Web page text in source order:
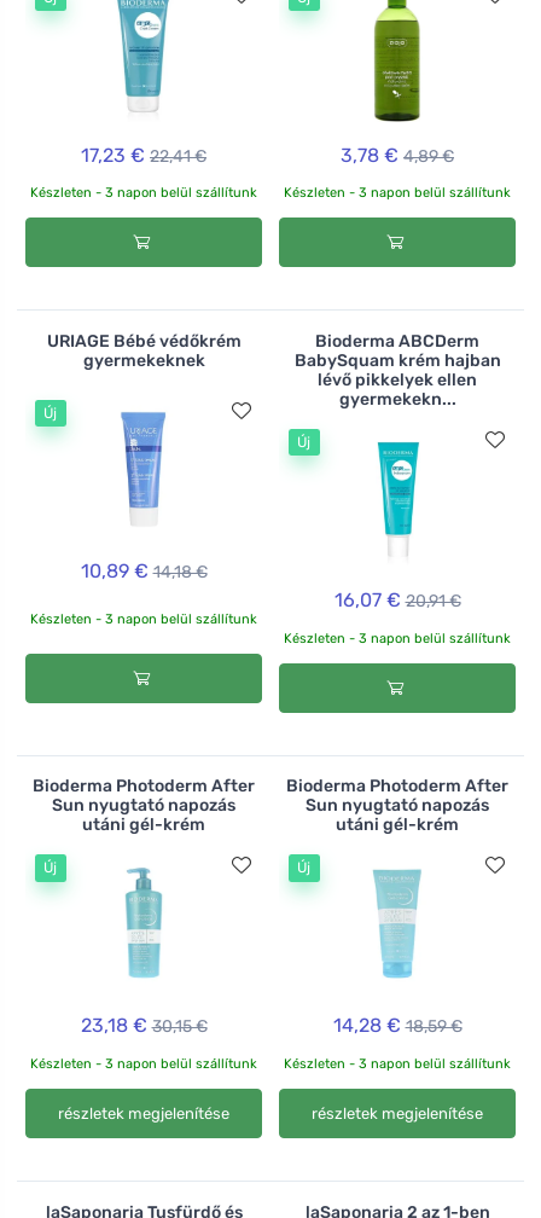
17,23 € 22,41 €
Készleten - 3 napon belül szállítunk
3,78 € 4,89 €
Készleten - 3 napon belül szállítunk
URIAGE Bébé védőkrém
gyermekeknek
Új
10,89 € 14,18 €
Készleten - 3 napon belül szállítunk
Bioderma ABCDerm
BabySquam krém hajban
lévő pikkelyek ellen
gyermekekn...
Új
16,07 € 20,91 €
Készleten - 3 napon belül szállítunk
Bioderma Photoderm After
Sun nyugtató napozás
utáni gél-krém
Új
23,18 € 30,15 €
Készleten - 3 napon belül szállítunk
részletek megjelenítése
Bioderma Photoderm After
Sun nyugtató napozás
utáni gél-krém
Új
14,28 € 18,59 €
Készleten - 3 napon belül szállítunk
részletek megjelenítése
laSaponaria Tusfürdő és
laSaponaria 2 az 1-ben